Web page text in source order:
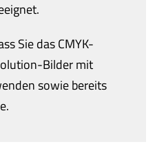
Sie das CMYK-
Bilder mit
sowie bereits